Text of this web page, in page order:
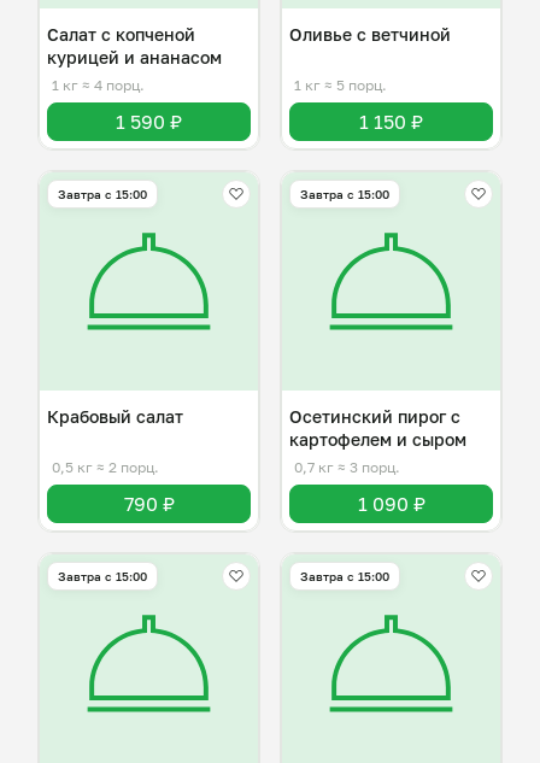
Салат с копченой
курицей и ананасом
1 кг ≈ 4 порц.
1 590 ₽
Оливье с ветчиной
1 кг ≈ 5 порц.
1 150 ₽
Завтра c 15:00
Крабовый салат
0,5 кг ≈ 2 порц.
790 ₽
Завтра c 15:00
Осетинский пирог с
картофелем и сыром
0,7 кг ≈ 3 порц.
1 090 ₽
Завтра c 15:00 Завтра c 15:00